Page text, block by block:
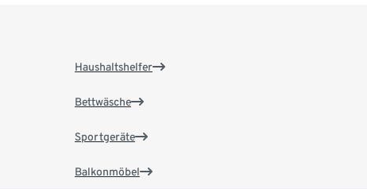
Haushaltshelfer
Bettwäsche
Sportgeräte
Balkonmöbel